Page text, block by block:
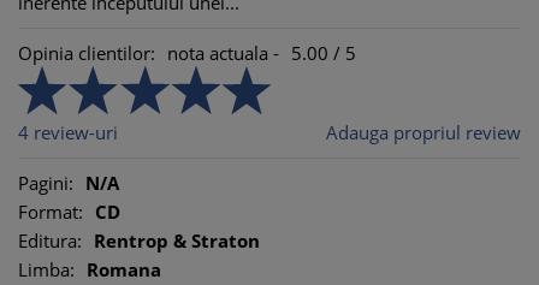
Opinia clientilor: nota actuala - 5.00 / 5
4 review-uri Adauga propriul review
Pagini: N/A
Format: CD
Editura: Rentrop & Straton
Limba: Romana